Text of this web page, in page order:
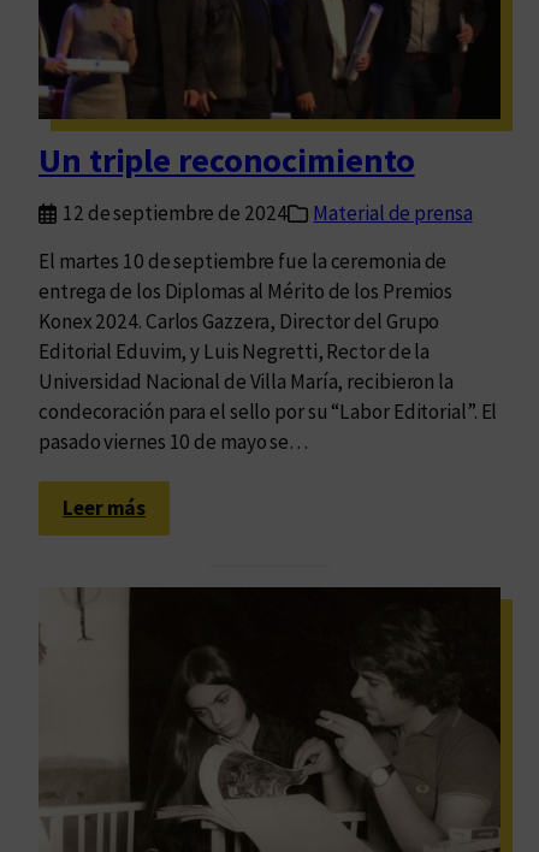
E
n
t
r
l
a
T
r
a
d
u
c
c
i
e
v
r
t
u
d
e
s
c
í
c
s
Un triple reconocimiento
12 de septiembre de 2024
Material de prensa
El martes 10 de septiembre fue la ceremonia de
entrega de los Diplomas al Mérito de los Premios
Konex 2024. Carlos Gazzera, Director del Grupo
Editorial Eduvim, y Luis Negretti, Rector de la
Universidad Nacional de Villa María, recibieron la
condecoración para el sello por su “Labor Editorial”. El
pasado viernes 10 de mayo se…
Leer más:
U
t